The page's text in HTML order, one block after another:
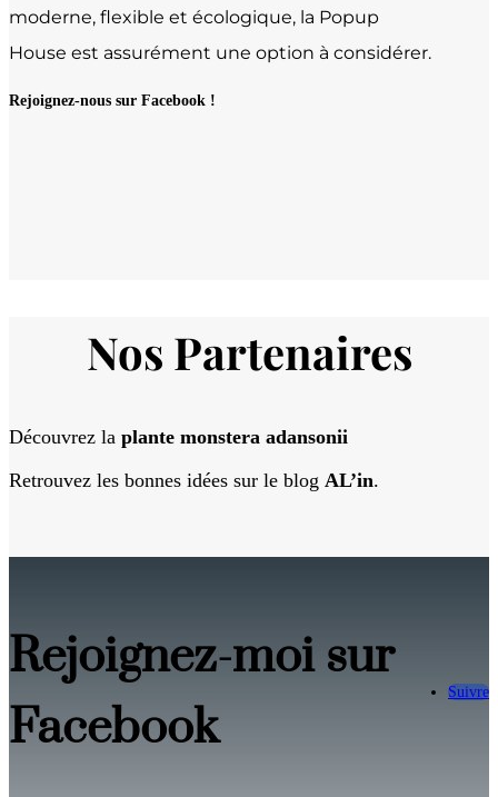
moderne, flexible et écologique, la Popup
House est assurément une option à considérer.
Rejoignez-nous sur Facebook !
Nos Partenaires
Découvrez la plante monstera adansonii
Retrouvez les bonnes idées sur le blog AL’in.
Rejoignez-moi sur
Facebook
Suivre